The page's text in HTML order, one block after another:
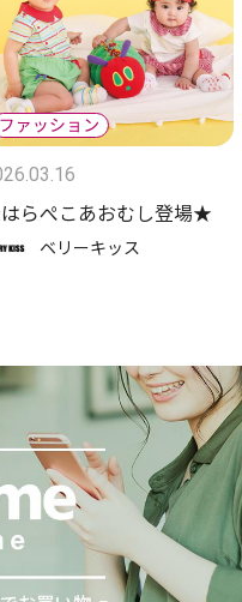
らぺこあおむし登場★
ベリーキッス